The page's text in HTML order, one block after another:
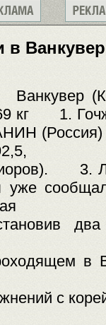
кг 1.
(Россия) -
3.
сообщали,
в
с